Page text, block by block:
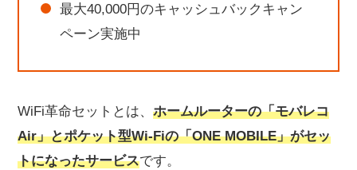
モバレコエアーとONE MOBILEは一緒に届かない
自宅でも外出先でもインターネットをたくさん利用し
回線工事なしでインターネット環境を用意したい人
ホームルーターとポケット型WiFiの2台持ちを予定して
おり月額料金を抑えたい人
最大40,000円のキャッシュバックキャン
ペーン実施中
WiFi革命セットとは、 ホームルーターの「モバレコ
Air」とポケット型Wi-Fiの「ONE MOBILE」がセッ
トになったサービスです。